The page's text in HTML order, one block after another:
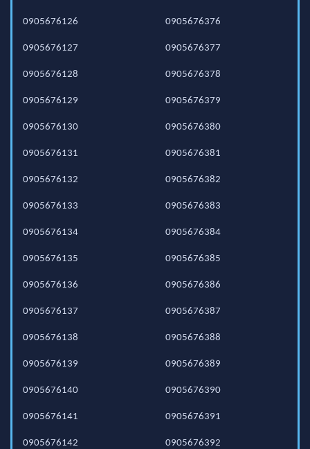
0905676126
0905676127
0905676128
0905676129
0905676130
0905676131
0905676132
0905676133
0905676134
0905676135
0905676136
0905676137
0905676138
0905676139
0905676140
0905676141
0905676142
0905676376
0905676377
0905676378
0905676379
0905676380
0905676381
0905676382
0905676383
0905676384
0905676385
0905676386
0905676387
0905676388
0905676389
0905676390
0905676391
0905676392